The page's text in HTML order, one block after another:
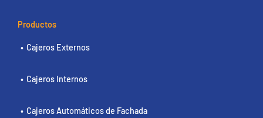
Productos
Cajeros Externos
Cajeros Internos
Cajeros Automáticos de Fachada